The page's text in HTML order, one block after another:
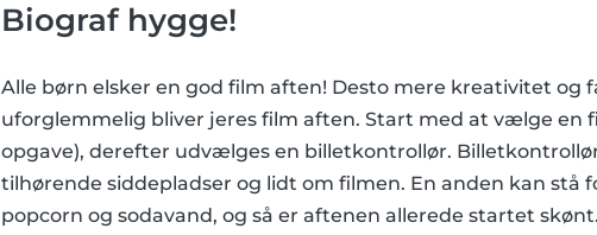
Biograf hygge!
Alle børn elsker en god film aften! Desto mere kreativitet og
uforglemmelig bliver jeres film aften. Start med at vælge en
opgave), derefter udvælges en billetkontrollør.
tilhørende siddepladser og lidt om filmen. En anden kan stå
popcorn og sodavand, og så er aftenen allerede startet